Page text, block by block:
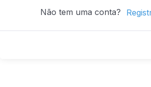
Não tem uma conta?